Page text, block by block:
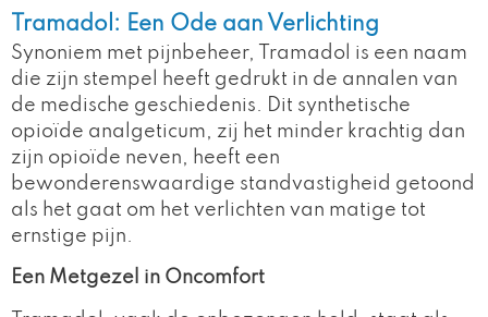
Tramadol: Een Ode aan Verlichting
Synoniem met pijnbeheer, Tramadol is een naam
die zijn stempel heeft gedrukt in de annalen van
de medische geschiedenis. Dit synthetische
opioïde analgeticum, zij het minder krachtig dan
zijn opioïde neven, heeft een
bewonderenswaardige standvastigheid getoond
als het gaat om het verlichten van matige tot
ernstige pijn.
Een Metgezel in Oncomfort